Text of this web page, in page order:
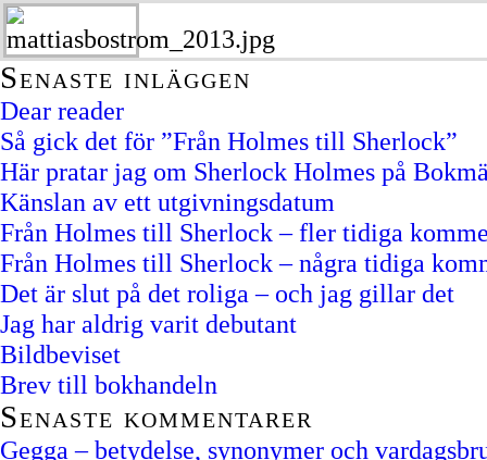
Senaste inläggen
Dear reader
Så gick det för ”Från Holmes till Sherlock”
Här pratar jag om Sherlock Holmes på
Känslan av ett utgivningsdatum
Från Holmes till Sherlock – fler tidiga
Från Holmes till Sherlock – några tidiga
Det är slut på det roliga – och jag gillar det
Jag har aldrig varit debutant
Bildbeviset
Brev till bokhandeln
Senaste kommentarer
Gegga – betydelse, synonymer och